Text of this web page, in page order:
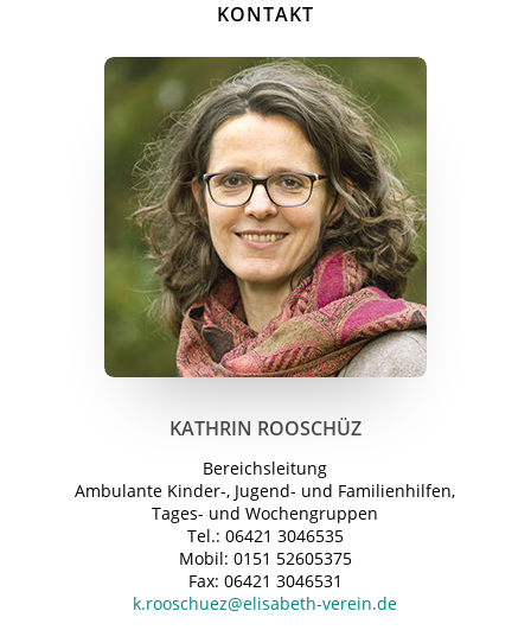
KONTAKT
KATHRIN ROOSCHÜZ
Bereichsleitung
Ambulante Kinder-, Jugend- und Familienhilfen,
Tages- und Wochengruppen
Tel.: 06421 3046535
Mobil: 0151 52605375
Fax: 06421 3046531
k.rooschuez@elisabeth-verein.de